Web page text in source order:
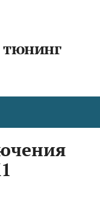
тюнинг